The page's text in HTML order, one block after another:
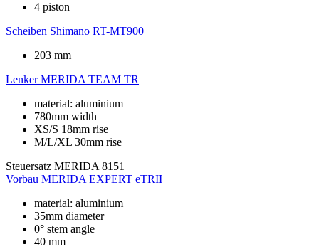
4 piston
Scheiben Shimano RT-MT900
203 mm
Lenker MERIDA TEAM TR
material: aluminium
780mm width
XS/S 18mm rise
M/L/XL 30mm rise
Steuersatz MERIDA 8151
Vorbau MERIDA EXPERT eTRII
material: aluminium
35mm diameter
0° stem angle
40 mm